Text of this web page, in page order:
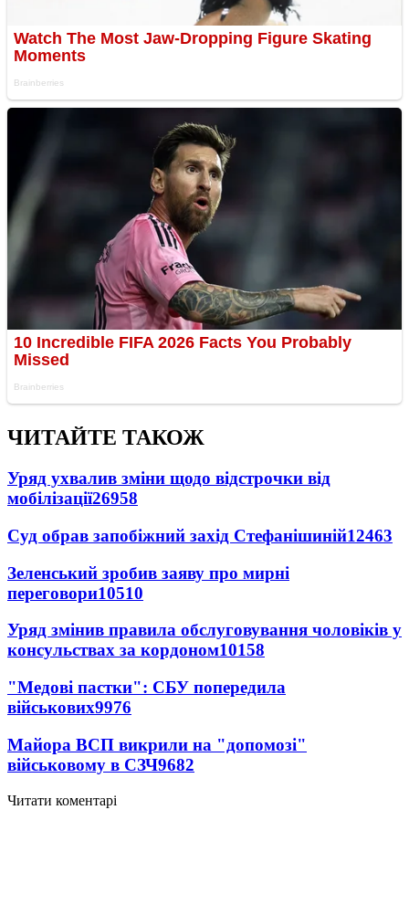
ЧИТАЙТЕ ТАКОЖ
Уряд ухвалив зміни щодо відстрочки від
мобілізації26958
Суд обрав запобіжний захід Стефанішиній12463
Зеленський зробив заяву про мирні
переговори10510
Уряд змінив правила обслуговування чоловіків у
консульствах за кордоном10158
"Медові пастки": СБУ попередила
військових9976
Майора ВСП викрили на "допомозі"
військовому в СЗЧ9682
Читати коментарі